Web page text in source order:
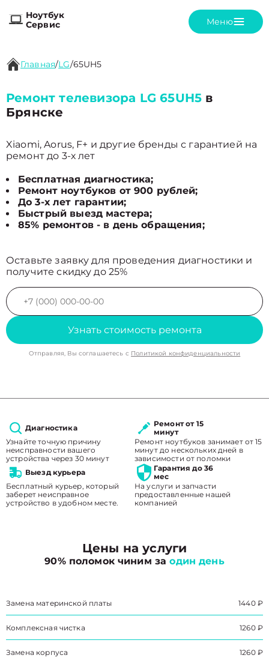
Ноутбук
Сервис
Меню
Главная/LG/65UH5
Ремонт телевизора LG 65UH5 в
Брянске
Xiaomi, Aorus, F+ и другие бренды с гарантией на
ремонт до 3-х лет
Бесплатная диагностика;
Ремонт ноутбуков от 900 рублей;
До 3-х лет гарантии;
Быстрый выезд мастера;
85% ремонтов - в день обращения;
Оставьте заявку для проведения диагностики и
получите скидку до 25%
Узнать стоимость ремонта
Отправляя, Вы соглашаетесь с Политикой конфиденциальности
Диагностика
Узнайте точную причину
неисправности вашего
устройства через 30 минут
Ремонт от 15
минут
Ремонт ноутбуков занимает от 15
минут до нескольких дней в
зависимости от поломки
Выезд курьера
Бесплатный курьер, который
заберет неисправное
устройство в удобном месте.
Гарантия до 36
мес
На услуги и запчасти
предоставленные нашей
компанией
Цены на услуги
90% поломок чиним заодин день
Замена материнской платы 1440 ₽
Комплексная чистка 1260 ₽
Замена корпуса 1260 ₽